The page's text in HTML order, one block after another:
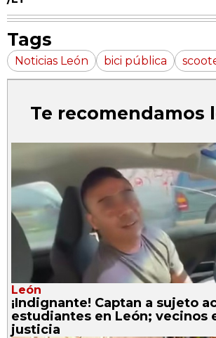
Tags
Noticias León bici pública
Te recomendamos
León
¡Indignante! Captan a sujeto
estudiantes en León; vecinos
justicia